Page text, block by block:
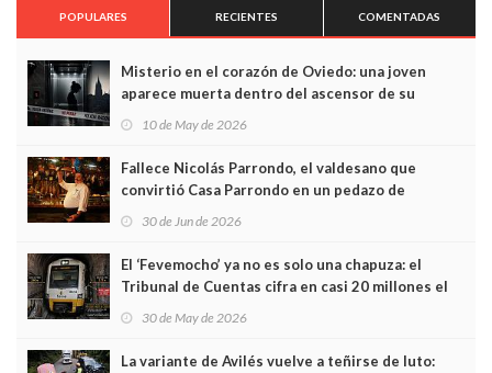
POPULARES RECIENTES COMENTADAS
Misterio en el corazón de Oviedo: una joven
aparece muerta dentro del ascensor de su
edificio y las cámaras captan sus últimos minutos
10 de May de 2026
Fallece Nicolás Parrondo, el valdesano que
convirtió Casa Parrondo en un pedazo de
Asturias en Madrid
30 de Jun de 2026
El ‘Fevemocho’ ya no es solo una chapuza: el
Tribunal de Cuentas cifra en casi 20 millones el
sobrecoste de los trenes que no cabían por los
30 de May de 2026
La variante de Avilés vuelve a teñirse de luto: